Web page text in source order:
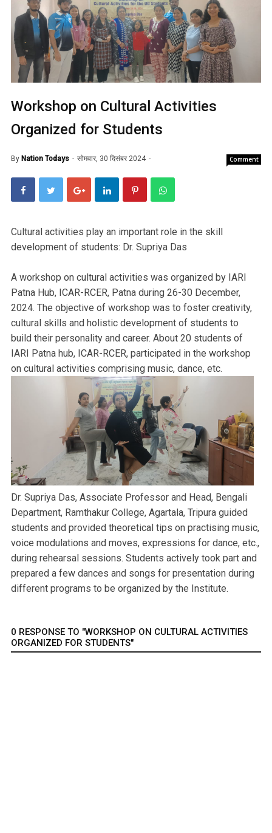
Workshop on Cultural Activities
Organized for Students
By Nation Todays सोमवार, 30 दिसंबर 2024 Comment
Cultural activities play an important role in the skill
development of students: Dr. Supriya Das
A workshop on cultural activities was organized by IARI
Patna Hub, ICAR-RCER, Patna during 26-30 December,
2024. The objective of workshop was to foster creativity,
cultural skills and holistic development of students to
build their personality and career. About 20 students of
IARI Patna hub, ICAR-RCER, participated in the workshop
on cultural activities comprising music, dance, etc.
Dr. Supriya Das, Associate Professor and Head, Bengali
Department, Ramthakur College, Agartala, Tripura guided
students and provided theoretical tips on practising music,
voice modulations and moves, expressions for dance, etc.,
during rehearsal sessions. Students actively took part and
prepared a few dances and songs for presentation during
different programs to be organized by the Institute.
0 RESPONSE TO "WORKSHOP ON CULTURAL ACTIVITIES
ORGANIZED FOR STUDENTS"